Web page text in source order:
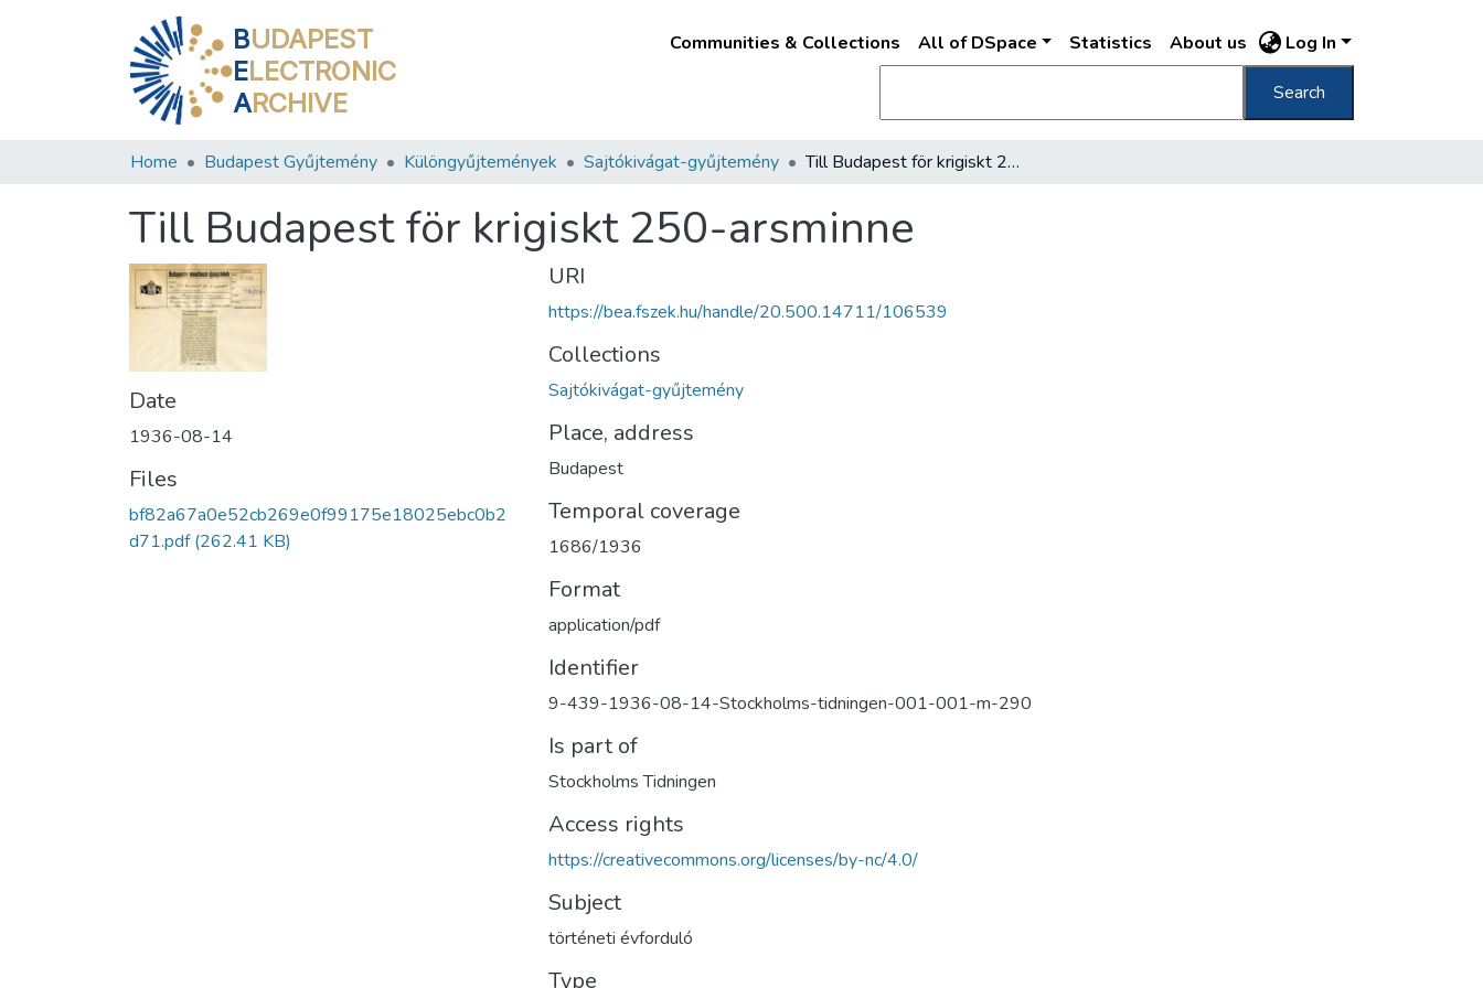
BUDAPEST
ELECTRONIC
ARCHIVE
Communities & Collections All of DSpace Statistics About us Log In
Search
Home Budapest Gyűjtemény Különgyűjtemények Sajtókivágat-gyűjtemény Till Budapest för krigiskt 250-arsminne
Till Budapest för krigiskt 250-arsminne
Date
1936-08-14
Files
bf82a67a0e52cb269e0f99175e18025ebc0b2
d71.pdf(262.41 KB)
URI
https://bea.fszek.hu/handle/20.500.14711/106539
Collections
Sajtókivágat-gyűjtemény
Place, address
Budapest
Temporal coverage
1686/1936
Format
application/pdf
Identifier
9-439-1936-08-14-Stockholms-tidningen-001-001-m-290
Is part of
Stockholms Tidningen
Access rights
https://creativecommons.org/licenses/by-nc/4.0/
Subject
történeti évforduló
Type